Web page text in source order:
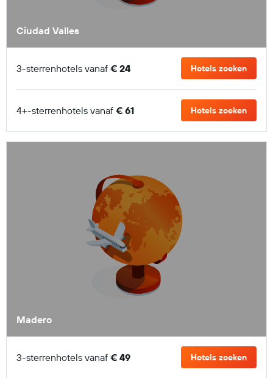
Ciudad Valles
3-sterrenhotels vanaf € 24 Hotels zoeken
4+-sterrenhotels vanaf € 61 Hotels zoeken
Madero
3-sterrenhotels vanaf € 49 Hotels zoeken